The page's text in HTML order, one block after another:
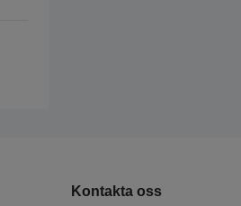
Kontakta oss